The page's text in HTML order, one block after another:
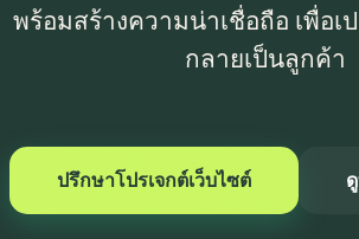
พร้อมสร้างความน่าเชื่อถือ เพื่อเ
กลายเป็นลูกค้า
ปรึกษาโปรเจกต์เว็บไซต์